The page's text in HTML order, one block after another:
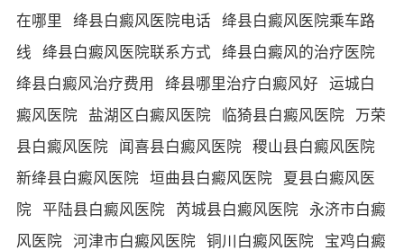
在哪里 绛县白癜风医院电话 绛县白癜风医院乘车路
线 绛县白癜风医院联系方式 绛县白癜风的治疗医院
绛县白癜风治疗费用 绛县哪里治疗白癜风好 运城白
癜风医院 盐湖区白癜风医院 临猗县白癜风医院 万荣
县白癜风医院 闻喜县白癜风医院 稷山县白癜风医院
新绛县白癜风医院 垣曲县白癜风医院 夏县白癜风医
院 平陆县白癜风医院 芮城县白癜风医院 永济市白癜
风医院 河津市白癜风医院 铜川白癜风医院 宝鸡白癜